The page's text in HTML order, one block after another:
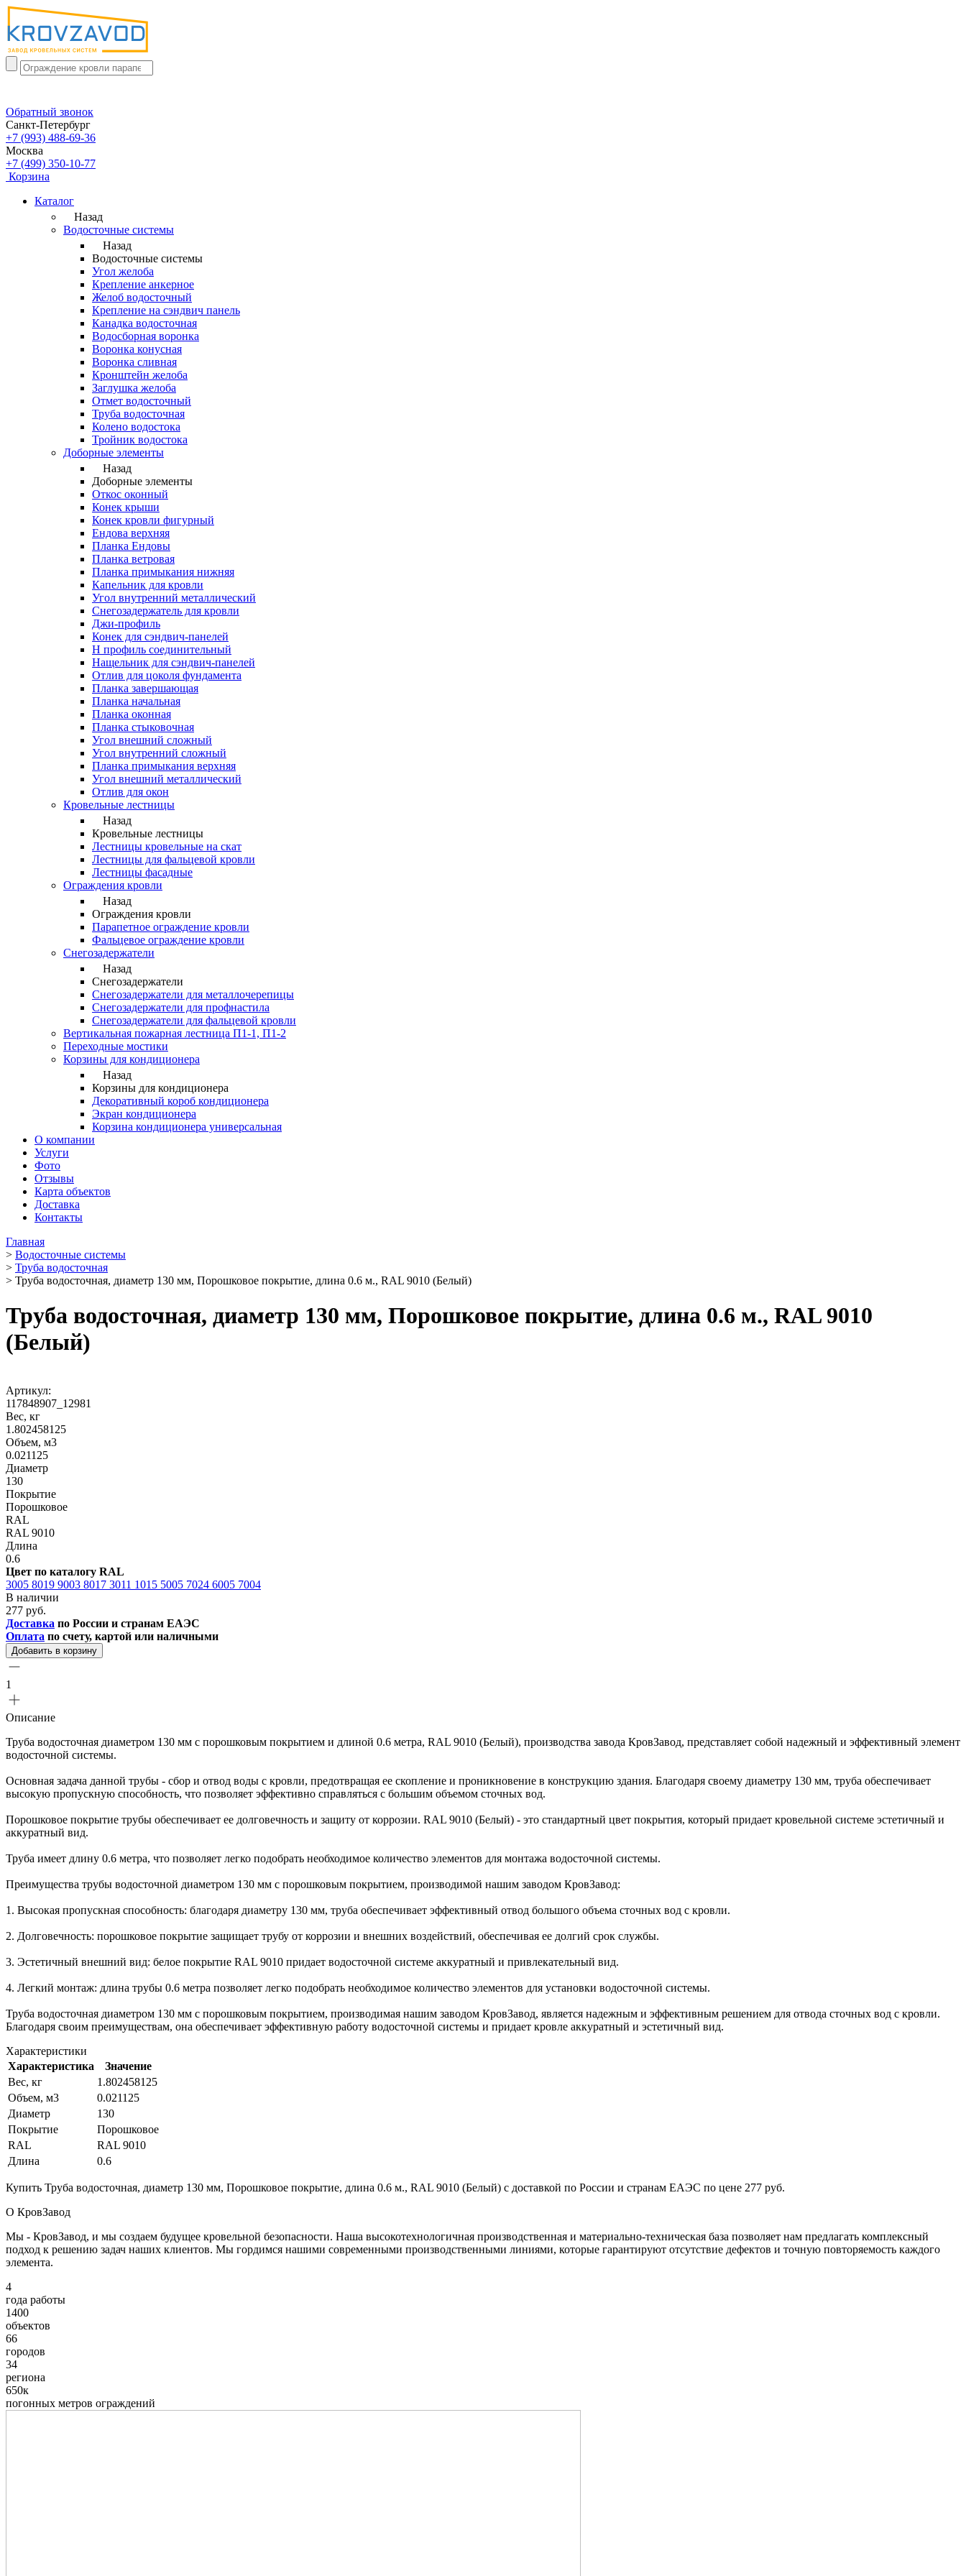
Обратный звонок
Санкт-Петербург
+7 (993) 488-69-36
Москва
+7 (499) 350-10-77
Корзина
Каталог
Назад
Водосточные системы
Назад
Водосточные системы
Угол желоба
Крепление анкерное
Желоб водосточный
Крепление на сэндвич панель
Канадка водосточная
Водосборная воронка
Воронка конусная
Воронка сливная
Кронштейн желоба
Заглушка желоба
Отмет водосточный
Труба водосточная
Колено водостока
Тройник водостока
Доборные элементы
Назад
Доборные элементы
Откос оконный
Конек крыши
Конек кровли фигурный
Ендова верхняя
Планка Ендовы
Планка ветровая
Планка примыкания нижняя
Капельник для кровли
Угол внутренний металлический
Снегозадержатель для кровли
Джи-профиль
Конек для сэндвич-панелей
Н профиль соединительный
Нащельник для сэндвич-панелей
Отлив для цоколя фундамента
Планка завершающая
Планка начальная
Планка оконная
Планка стыковочная
Угол внешний сложный
Угол внутренний сложный
Планка примыкания верхняя
Угол внешний металлический
Отлив для окон
Кровельные лестницы
Назад
Кровельные лестницы
Лестницы кровельные на скат
Лестницы для фальцевой кровли
Лестницы фасадные
Ограждения кровли
Назад
Ограждения кровли
Парапетное ограждение кровли
Фальцевое ограждение кровли
Снегозадержатели
Назад
Снегозадержатели
Снегозадержатели для металлочерепицы
Снегозадержатели для профнастила
Снегозадержатели для фальцевой кровли
Вертикальная пожарная лестница П1-1, П1-2
Переходные мостики
Корзины для кондиционера
Назад
Корзины для кондиционера
Декоративный короб кондиционера
Экран кондиционера
Корзина кондиционера универсальная
О компании
Услуги
Фото
Отзывы
Карта объектов
Доставка
Контакты
Главная
> Водосточные системы
> Труба водосточная
> Труба водосточная, диаметр 130 мм, Порошковое покрытие, длина 0.6 м., RAL 9010 (Белый)
Труба водосточная, диаметр 130 мм, Порошковое покрытие, длина 0.6 м., RAL 9010
(Белый)
Артикул:
117848907_12981
Вес, кг
1.802458125
Объем, м3
0.021125
Диаметр
130
Покрытие
Порошковое
RAL
RAL 9010
Длина
0.6
Цвет по каталогу RAL
3005 8019 9003 8017 3011 1015 5005 7024 6005 7004
В наличии
277 руб.
Доставка по России и странам ЕАЭС
Оплата по счету, картой или наличными
Добавить в корзину
1
Описание
Труба водосточная диаметром 130 мм с порошковым покрытием и длиной 0.6 метра, RAL 9010 (Белый), производства завода КровЗавод, представляет собой надежный и эффективный элемент
водосточной системы.
Основная задача данной трубы - сбор и отвод воды с кровли, предотвращая ее скопление и проникновение в конструкцию здания. Благодаря своему диаметру 130 мм, труба обеспечивает
высокую пропускную способность, что позволяет эффективно справляться с большим объемом сточных вод.
Порошковое покрытие трубы обеспечивает ее долговечность и защиту от коррозии. RAL 9010 (Белый) - это стандартный цвет покрытия, который придает кровельной системе эстетичный и
аккуратный вид.
Труба имеет длину 0.6 метра, что позволяет легко подобрать необходимое количество элементов для монтажа водосточной системы.
Преимущества трубы водосточной диаметром 130 мм с порошковым покрытием, производимой нашим заводом КровЗавод:
1. Высокая пропускная способность: благодаря диаметру 130 мм, труба обеспечивает эффективный отвод большого объема сточных вод с кровли.
2. Долговечность: порошковое покрытие защищает трубу от коррозии и внешних воздействий, обеспечивая ее долгий срок службы.
3. Эстетичный внешний вид: белое покрытие RAL 9010 придает водосточной системе аккуратный и привлекательный вид.
4. Легкий монтаж: длина трубы 0.6 метра позволяет легко подобрать необходимое количество элементов для установки водосточной системы.
Труба водосточная диаметром 130 мм с порошковым покрытием, производимая нашим заводом КровЗавод, является надежным и эффективным решением для отвода сточных вод с кровли.
Благодаря своим преимуществам, она обеспечивает эффективную работу водосточной системы и придает кровле аккуратный и эстетичный вид.
Характеристики
Характеристика
Значение
Вес, кг
1.802458125
Объем, м3
0.021125
Диаметр
130
Покрытие
Порошковое
RAL
RAL 9010
Длина
0.6
Купить Труба водосточная, диаметр 130 мм, Порошковое покрытие, длина 0.6 м., RAL 9010 (Белый) с доставкой по России и странам ЕАЭС по цене 277 руб.
О КровЗавод
Мы - КровЗавод, и мы создаем будущее кровельной безопасности. Наша высокотехнологичная производственная и материально-техническая база позволяет нам предлагать комплексный
подход к решению задач наших клиентов. Мы гордимся нашими современными производственными линиями, которые гарантируют отсутствие дефектов и точную повторяемость каждого
элемента.
4
года работы
1400
объектов
66
городов
34
региона
650к
погонных метров ограждений